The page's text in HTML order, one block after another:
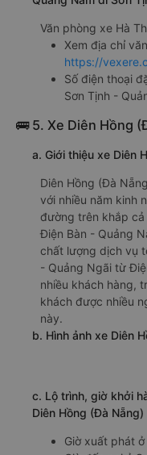
Văn phòng xe Hà
Xem địa chỉ
https://
Số điện thoại
Sơn Tịnh -
🚌 5. Xe Diên Hồng
a. Giới thiệu xe Diên
Diên Hồng (Đà
với nhiều năm kinh
đường trên khắp
Điện Bàn - Quảng
chất lượng dịch vụ
- Quảng Ngãi từ
nhiều khách hàng,
khách được nhiều
này.
b. Hình ảnh xe Diên
c. Lộ trình, giờ khởi
Diên Hồng (Đà Nẵng)
Giờ xuất phát